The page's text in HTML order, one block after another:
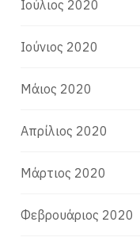
Ιούλιος 2020
Ιούνιος 2020
Μάιος 2020
Απρίλιος 2020
Μάρτιος 2020
Φεβρουάριος 2020